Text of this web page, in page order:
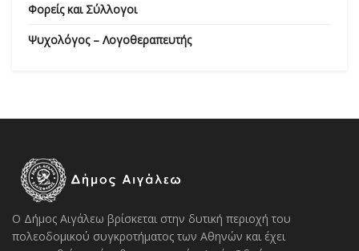
Φορείς και Σύλλογοι
Ψυχολόγος – Λογοθεραπευτής
Ο Δήμος Αιγάλεω βρίσκεται στην δυτική περιοχή του
πολεοδομικού συγκροτήματος των Αθηνών και έχει